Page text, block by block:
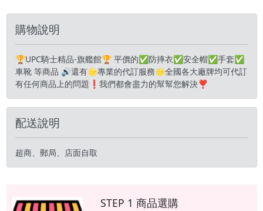
購物說明
🏆UPC騎士精品-旗艦館🏆 平價的✅防摔衣✅安全帽✅手套✅
車靴 等商品 🔊還有🌟專業的代訂服務🌟全國各大廠牌均可代訂
有任何商品上的問題❗️我們都會盡力的幫幫您解決❣️
配送說明
超商、郵局、店面自取
STEP 1 商品選購